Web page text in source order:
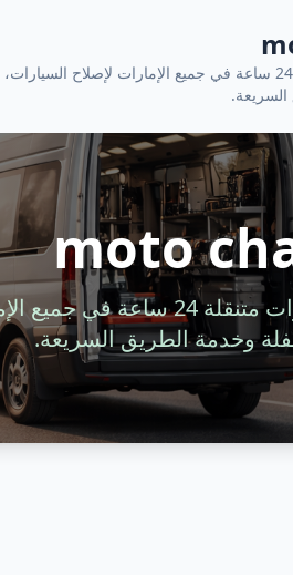
خدمة سيارات متنقلة 24 ساعة في جميع الإمارات لإصلاح
moto
خدمة سيارات متنقلة 24
وخدمة الطريق السريعة.